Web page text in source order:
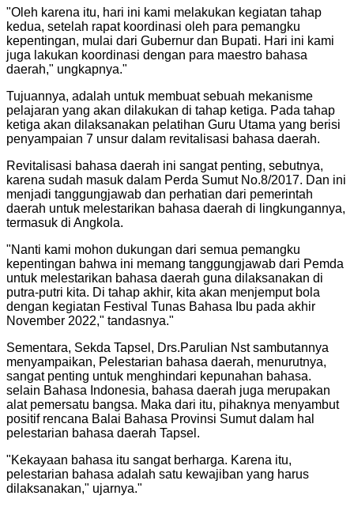
"Oleh karena itu, hari ini kami melakukan kegiatan tahap
kedua, setelah rapat koordinasi oleh para pemangku
kepentingan, mulai dari Gubernur dan Bupati. Hari ini kami
juga lakukan koordinasi dengan para maestro bahasa
daerah," ungkapnya."
Tujuannya, adalah untuk membuat sebuah mekanisme
pelajaran yang akan dilakukan di tahap ketiga. Pada tahap
ketiga akan dilaksanakan pelatihan Guru Utama yang berisi
penyampaian 7 unsur dalam revitalisasi bahasa daerah.
Revitalisasi bahasa daerah ini sangat penting, sebutnya,
karena sudah masuk dalam Perda Sumut No.8/2017. Dan ini
menjadi tanggungjawab dan perhatian dari pemerintah
daerah untuk melestarikan bahasa daerah di lingkungannya,
termasuk di Angkola.
"Nanti kami mohon dukungan dari semua pemangku
kepentingan bahwa ini memang tanggungjawab dari Pemda
untuk melestarikan bahasa daerah guna dilaksanakan di
putra-putri kita. Di tahap akhir, kita akan menjemput bola
dengan kegiatan Festival Tunas Bahasa Ibu pada akhir
November 2022," tandasnya."
Sementara, Sekda Tapsel, Drs.Parulian Nst sambutannya
menyampaikan, Pelestarian bahasa daerah, menurutnya,
sangat penting untuk menghindari kepunahan bahasa.
selain Bahasa Indonesia, bahasa daerah juga merupakan
alat pemersatu bangsa. Maka dari itu, pihaknya menyambut
positif rencana Balai Bahasa Provinsi Sumut dalam hal
pelestarian bahasa daerah Tapsel.
"Kekayaan bahasa itu sangat berharga. Karena itu,
pelestarian bahasa adalah satu kewajiban yang harus
dilaksanakan," ujarnya."